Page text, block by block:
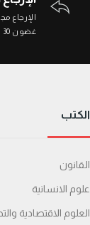
الإرجاع
غضون 30 يوم
الكتب
القانون
علوم الانسانية
العلوم الاقتصادية